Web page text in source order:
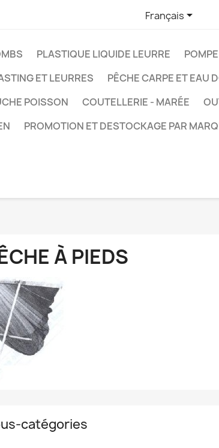
Français
PLASTIQUE LIQUIDE LEURRE
ET LEURRES
PÊCHE CARPE ET EAU
POISSON
COUTELLERIE - MARÉE
PROMOTION ET DESTOCKAGE PAR
À PIEDS
catégories